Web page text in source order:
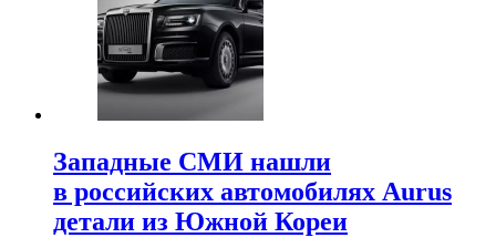
Западные СМИ нашли
в российских автомобилях Aurus
детали из Южной Кореи